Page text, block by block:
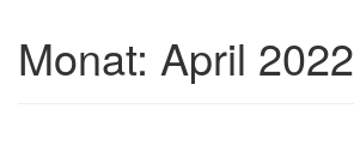
Monat: April 2022